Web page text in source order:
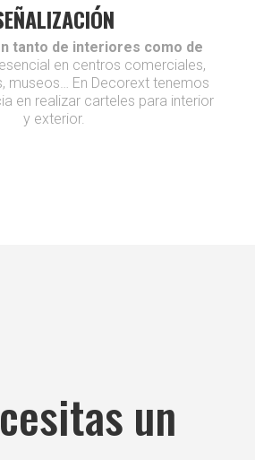
tanto de interiores como de
en centros comerciales,
museos… En Decorext tenemos
en realizar carteles para interior
y exterior.
un